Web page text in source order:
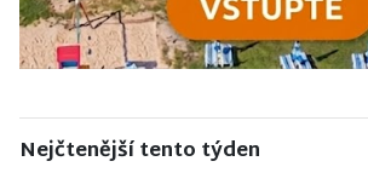
Nejčtenější tento týden